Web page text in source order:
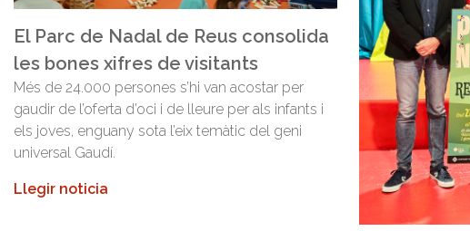
El Parc de Nadal de Reus consolida
les bones xifres de visitants
Més de 24.000 persones s’hi van acostar per
gaudir de l’oferta d’oci i de lleure per als infants i
els joves, enguany sota l’eix temàtic del geni
universal Gaudí.
Llegir noticia